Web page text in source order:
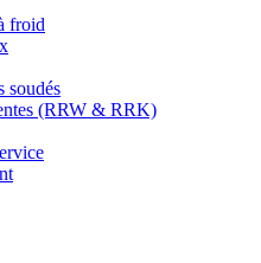
froid
soudés
(RRW & RRK)